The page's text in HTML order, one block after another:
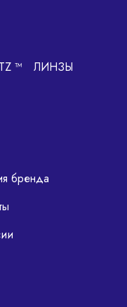
™
ЛИНЗЫ
бренда